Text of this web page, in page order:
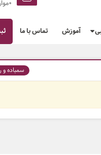
0موارد
آموزش تماس با ما
سمباده و